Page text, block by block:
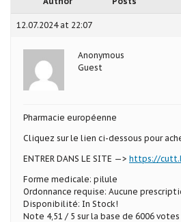
12.07.2024 at 22:07
Anonymous
Guest
Pharmacie européenne
Cliquez sur le lien ci-dessous pour
ENTRER DANS LE SITE —> https://
Forme medicale: pilule
Ordonnance requise: Aucune
Disponibilité: In Stock!
Note 4,51 / 5 sur la base de 6006